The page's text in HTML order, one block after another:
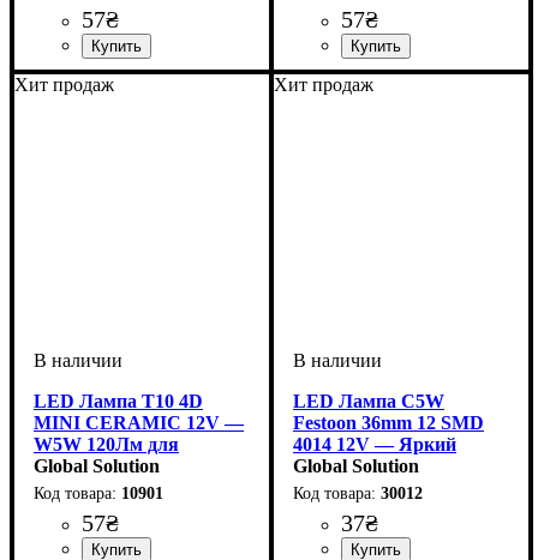
57₴
Назначение лампы:
Габаритные огни
Цвет:: Белый
Напряжение, V: 10-15V
Количество в упаковке: 1
шт.
57₴
Назначение лампы:
Габаритные огни
Цвет:: Белый
Тип светодиодного элемента
SMD
Количество светодиодов: 3
SMD
Напряжение, V: 10-15V
Количество в упаковке: 1
шт.
Хит продаж
LED Лампа T10 4D
MINI CERAMIC 12V —
W5W 120Лм для
Габаритов
Global Solution
10901
57₴
Хит продаж
LED Лампа C5W
Festoon 36mm 12 SMD
4014 12V — Яркий
Белый
Global Solution
30012
37₴